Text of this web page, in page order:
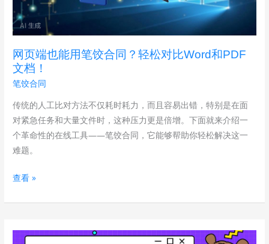
网页端也能用笔饺合同？轻松对比Word和PDF
文档！
笔饺合同
传统的人工比对方法不仅耗时耗力，而且容易出错，特别是在面
对紧急任务和大量文件时，这种压力更是倍增。下面就来介绍一
个革命性的在线工具——笔饺合同，它能够帮助你轻松解决这一
难题。
用
笔
合
同？
轻
松
对
比
Word
PDF
查看 »